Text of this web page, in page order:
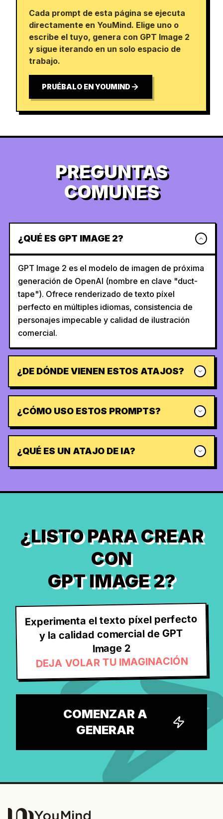
Cada prompt de esta página se ejecuta
directamente en YouMind. Elige uno o
escribe el tuyo, genera con GPT Image 2
y sigue iterando en un solo espacio de
trabajo.
PRUÉBALO EN YOUMIND
PREGUNTAS
COMUNES
¿QUÉ ES GPT IMAGE 2?
GPT Image 2 es el modelo de imagen de próxima
generación de OpenAI (nombre en clave "duct-
tape"). Ofrece renderizado de texto píxel
perfecto en múltiples idiomas, consistencia de
personajes impecable y calidad de ilustración
comercial.
¿DE DÓNDE VIENEN ESTOS ATAJOS?
¿CÓMO USO ESTOS PROMPTS?
¿QUÉ ES UN ATAJO DE IA?
¿LISTO PARA CREAR
CON
GPT IMAGE 2?
Experimenta el texto píxel perfecto
y la calidad comercial de GPT
Image 2
DEJA VOLAR TU IMAGINACIÓN
COMENZAR A
GENERAR